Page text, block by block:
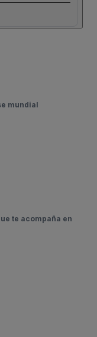
mundial
te acompaña en